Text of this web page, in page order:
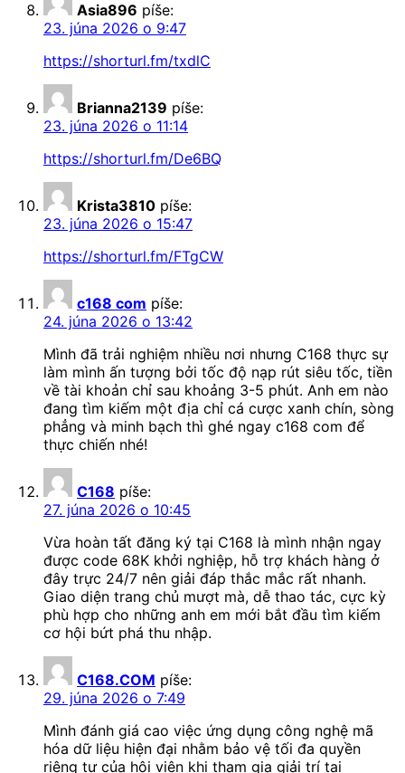
Asia896 píše:
23. júna 2026 o 9:47
https://shorturl.fm/txdlC
Brianna2139 píše:
23. júna 2026 o 11:14
https://shorturl.fm/De6BQ
Krista3810 píše:
23. júna 2026 o 15:47
https://shorturl.fm/FTgCW
c168 com píše:
24. júna 2026 o 13:42
Mình đã trải nghiệm nhiều nơi nhưng C168 thực sự
làm mình ấn tượng bởi tốc độ nạp rút siêu tốc, tiền
về tài khoản chỉ sau khoảng 3-5 phút. Anh em nào
đang tìm kiếm một địa chỉ cá cược xanh chín, sòng
phẳng và minh bạch thì ghé ngay c168 com để
thực chiến nhé!
C168 píše:
27. júna 2026 o 10:45
Vừa hoàn tất đăng ký tại C168 là mình nhận ngay
được code 68K khởi nghiệp, hỗ trợ khách hàng ở
đây trực 24/7 nên giải đáp thắc mắc rất nhanh.
Giao diện trang chủ mượt mà, dễ thao tác, cực kỳ
phù hợp cho những anh em mới bắt đầu tìm kiếm
cơ hội bứt phá thu nhập.
C168.COM píše:
29. júna 2026 o 7:49
Mình đánh giá cao việc ứng dụng công nghệ mã
hóa dữ liệu hiện đại nhằm bảo vệ tối đa quyền
riêng tư của hội viên khi tham gia giải trí tại